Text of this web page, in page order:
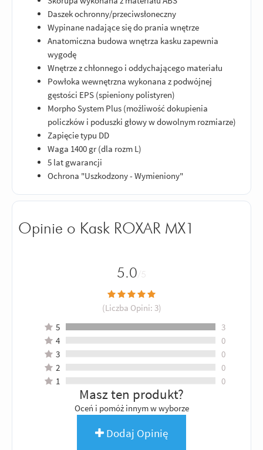
Daszek ochronny/przeciwsłoneczny
Wypinane nadające się do prania wnętrze
Anatomiczna budowa wnętrza kasku zapewnia
wygodę
Wnętrze z chłonnego i oddychającego materiału
Powłoka wewnętrzna wykonana z podwójnej
gęstości EPS (spieniony polistyren)
Morpho System Plus (możliwość dokupienia
policzków i poduszki głowy w dowolnym rozmiarze)
Zapięcie typu DD
Waga 1400 gr (dla rozm L)
5 lat gwarancji
Ochrona "Uszkodzony - Wymieniony"
Opinie o Kask ROXAR MX1
5.0 /5
(Liczba Opini: 3)
5
3
4
0
3
0
2
0
1
0
Masz ten produkt?
Oceń i pomóż innym w wyborze
Dodaj Opinię